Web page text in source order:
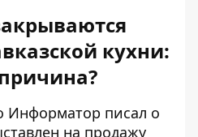
кухни:
Информатор писал о
на продажу